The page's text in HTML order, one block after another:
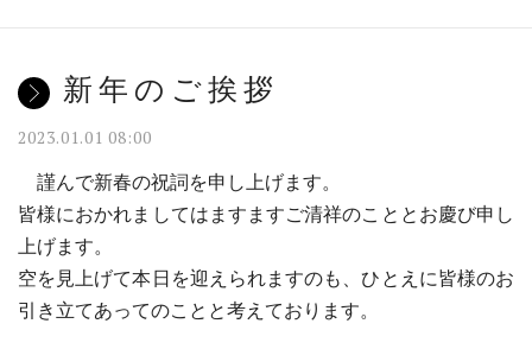
新年のご挨拶
2023.01.01 08:00
謹んで新春の祝詞を申し上げます。
皆様におかれましてはますますご清祥のこととお慶び申し
上げます。
空を見上げて本日を迎えられますのも、ひとえに皆様のお
引き立てあってのことと考えております。